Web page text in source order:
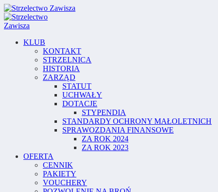
KLUB
KONTAKT
STRZELNICA
HISTORIA
ZARZĄD
STATUT
UCHWAŁY
DOTACJE
STYPENDIA
STANDARDY OCHRONY MAŁOLETNICH
SPRAWOZDANIA FINANSOWE
ZA ROK 2024
ZA ROK 2023
OFERTA
CENNIK
PAKIETY
VOUCHERY